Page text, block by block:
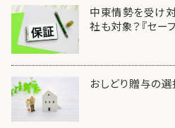
中東情勢を受け
社も対象？『セー
おしどり贈与の